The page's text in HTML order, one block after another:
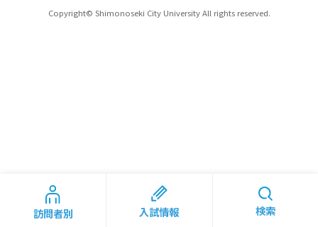
訪問者別 入試情報 検索
Copyright© Shimonoseki City University All rights reserved.